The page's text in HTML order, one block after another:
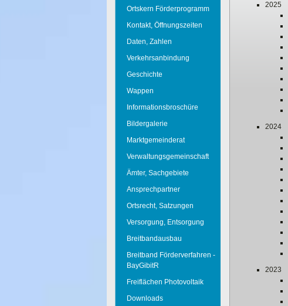
Ortskern Förderprogramm
Kontakt, Öffnungszeiten
Daten, Zahlen
Verkehrsanbindung
Geschichte
Wappen
Informationsbroschüre
Bildergalerie
Marktgemeinderat
Verwaltungsgemeinschaft
Ämter, Sachgebiete
Ansprechpartner
Ortsrecht, Satzungen
Versorgung, Entsorgung
Breitbandausbau
Breitband Förderverfahren -
BayGibitR
Freiflächen Photovoltaik
Downloads
2025
2024
2023